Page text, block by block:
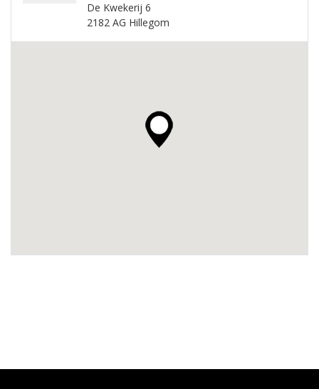
De Kwekerij 6
2182 AG Hillegom